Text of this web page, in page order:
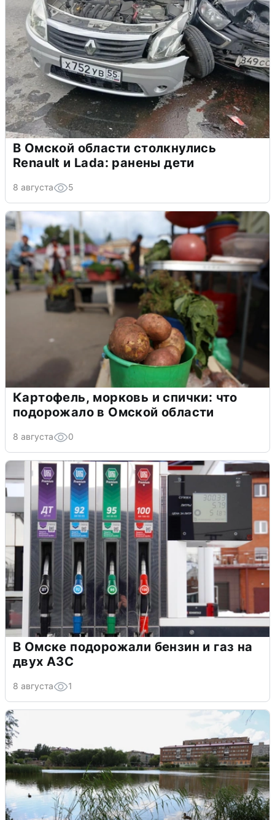
В Омской области столкнулись
Renault и Lada: ранены дети
8 августа 5
Картофель, морковь и спички: что
подорожало в Омской области
8 августа 0
В Омске подорожали бензин и газ на
двух АЗС
8 августа 1